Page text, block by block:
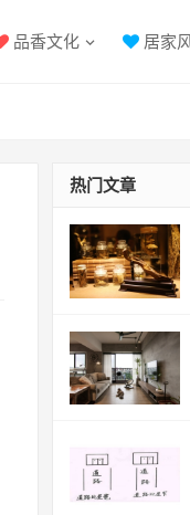
品香文化 居家
热门文章